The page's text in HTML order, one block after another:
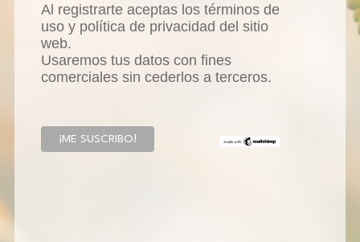
Al registrarte aceptas los términos de
uso y política de privacidad del sitio
web.
Usaremos tus datos con fines
comerciales sin cederlos a terceros.